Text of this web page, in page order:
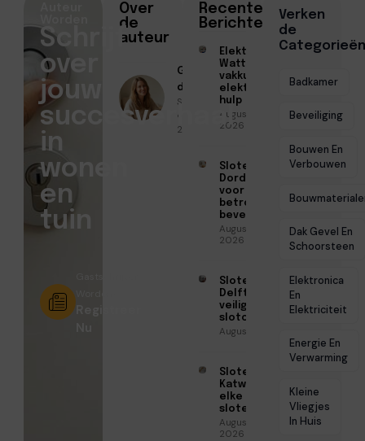
Over
de
auteur
Geschreven
door
Sofia Mendes
● April 1,
2026
Recente
Berichten
Elektricien
Watt voor
vakkundige
elektrische
hulp
Augustus 5,
2026
Slotenmaker
Dordrecht
voor
betrouwbare
beveiliging
Augustus 3,
2026
Slotenmaker
Delft voor
veilige
slotoplossingen
Augustus 3, 2026
Slotenmaker
Katwijk voor
elke
slotenklus
Augustus 3,
2026
Verken
de
Categorieën
Badkamer
Beveiliging
Bouwen En
Verbouwen
Dak Gevel En
Schoorsteen
Elektronica
En
Elektriciteit
Energie En
Verwarming
Kleine
Vliegjes
In Huis
Schrijf
over
jouw
succesverhaal
in
wonen
en
tuin
Registreer